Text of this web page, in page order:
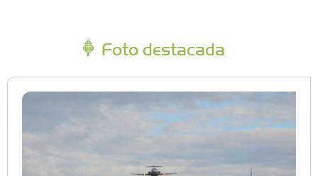
Foto destacada